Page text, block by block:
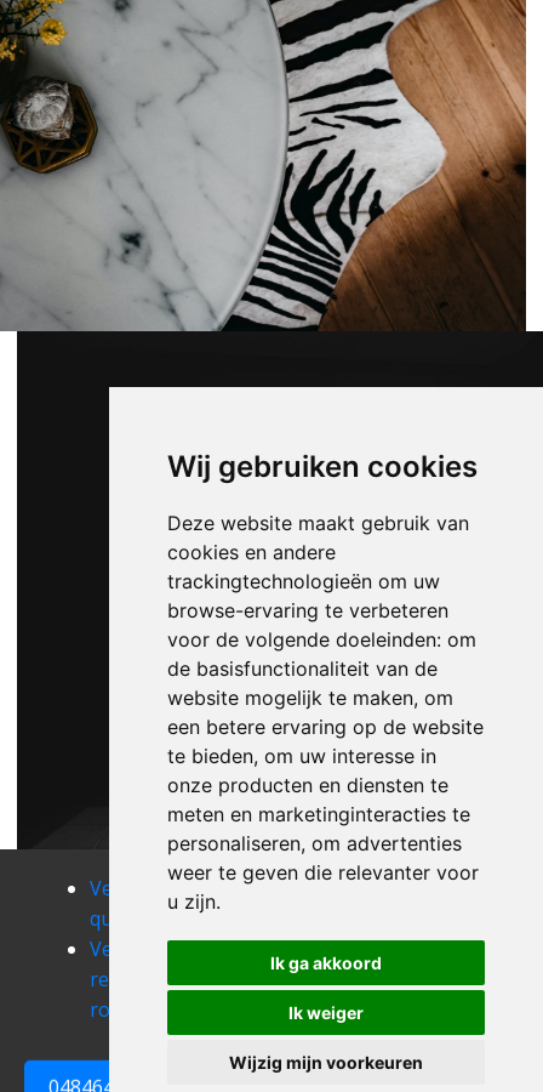
Wij gebruiken cookies
Deze website maakt gebruik van
cookies en andere
trackingtechnologieën om uw
browse-ervaring te verbeteren
voor de volgende doeleinden: om
de basisfunctionaliteit van de
website mogelijk te maken, om
een betere ervaring op de website
te bieden, om uw interesse in
onze producten en diensten te
meten en marketinginteracties te
personaliseren, om advertenties
weer te geven die relevanter voor
u zijn.
Ik ga akkoord
Ik weiger
Wijzig mijn voorkeuren
0484648161
Verhuizen
quenast
Verhuizen
Verhuizen
Verhuizen
rebecq-
rognon
Verhuizen
rixensart
Verhuizen
rosieres
Verhuizen
roux-miroir
Verhuizen
saint-gery